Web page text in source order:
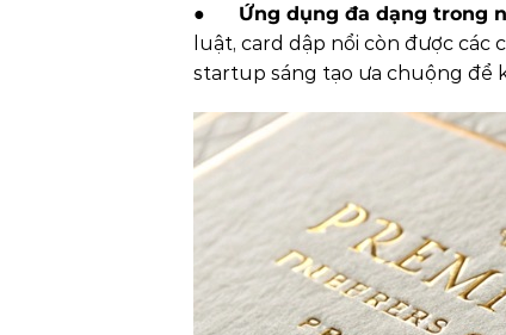
● Ứng dụng đa dạng trong
luật, card dập nổi còn được các
startup sáng tạo ưa chuộng để